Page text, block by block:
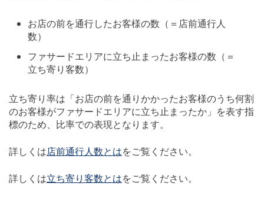
お店の前を通行したお客様の数（＝店前通行人
数）
ファサードエリアに立ち止まったお客様の数（＝
立ち寄り客数）
立ち寄り率は「お店の前を通りかかったお客様のうち何割
のお客様がファサードエリアに立ち止まったか」を表す指
標のため、比率での表現となります。
詳しくは店前通行人数とはをご覧ください。
詳しくは立ち寄り客数とはをご覧ください。